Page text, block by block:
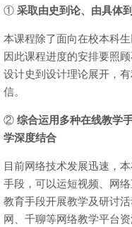
① 采取由史到论、由具体
本课程除了面向在校本科
因此课程进度的安排要照
设计史到设计理论展开，
信。
② 综合运用多种在线教学
学深度结合
目前网络技术发展迅速，
手段，可以运短视频、网
教育手段开展教学及研讨
网、千聊等网络教学平台